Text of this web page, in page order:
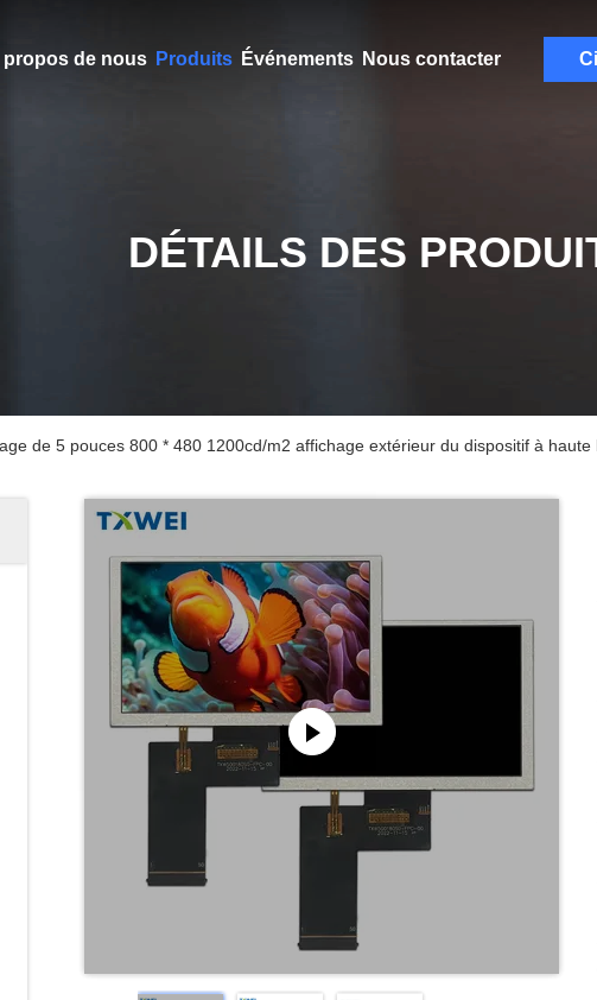
propos de nous Produits Événements Nous contacter
DÉTAILS DES
de 5 pouces 800 * 480 1200cd/m2 affichage extérieur du dispositif à haute